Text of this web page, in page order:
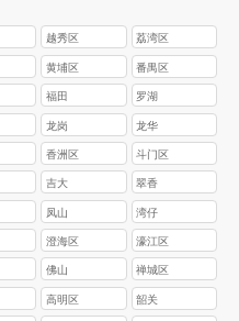
越秀区 荔湾区
黄埔区 番禺区
福田 罗湖
龙岗 龙华
香洲区 斗门区
吉大 翠香
凤山 湾仔
澄海区 濠江区
佛山 禅城区
高明区 韶关